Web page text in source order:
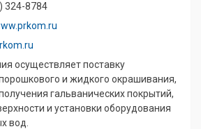
324-8784
осуществляет поставку
и жидкого окрашивания,
гальванических покрытий,
и установки оборудования
вод.